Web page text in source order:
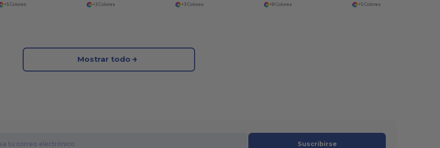
+5 Colores +3 Colores +3 Colores +8 Colores +5 Colores
Mostrar todo
Suscribirse